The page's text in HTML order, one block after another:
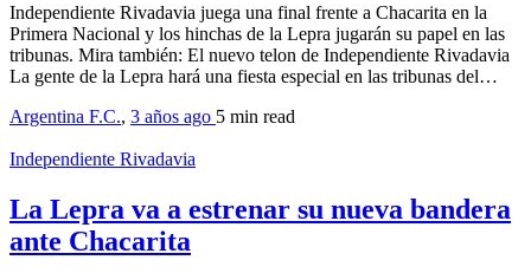
Independiente Rivadavia juega una final frente a Chacarita en la
Primera Nacional y los hinchas de la Lepra jugarán su papel en las
tribunas. Mira también: El nuevo telon de Independiente Rivadavia
La gente de la Lepra hará una fiesta especial en las tribunas del…
Argentina F.C., 3 años ago 5 min read
Independiente Rivadavia
La Lepra va a estrenar su nueva bandera
ante Chacarita